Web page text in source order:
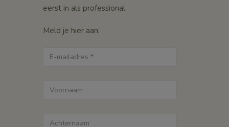
eerst in als professional.
Meld je hier aan: